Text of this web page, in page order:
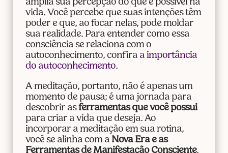
amplia sua percepção do que é possível na
vida. Você percebe que suas intenções têm
poder e que, ao focar nelas, pode moldar
sua realidade. Para entender como essa
consciência se relaciona com o
autoconhecimento, confira a importância
do autoconhecimento.
A meditação, portanto, não é apenas um
momento de pausa; é uma jornada para
descobrir asferramentas que você possui
para criar a vida que deseja. Ao
incorporar a meditação em sua rotina,
você se alinha com a Nova Era e as
Ferramentas de Manifestação Consciente,